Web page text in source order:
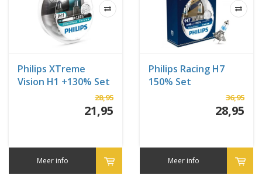
Philips XTreme
Vision H1 +130% Set
28,95
21,95
Meer info
Philips Racing H7
150% Set
36,95
28,95
Meer info